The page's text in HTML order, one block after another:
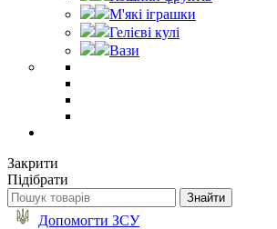
М'які іграшки
Гелієві кулі
Вази
Закрити
Підібрати
Допомогти ЗСУ